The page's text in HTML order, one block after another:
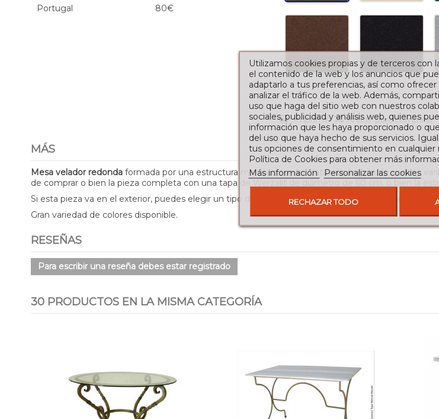
Portugal 80€
Imprimir Añadir para comparar
MÁS
Mesa velador redonda formada por una estructura metálica con las patas de ángulo de acero y
de comprar o bien la pieza completa con una tapa de Werzalit de diámetro de 60 cm. o bien la
Si esta pieza va en el exterior, puedes elegir un tipo de pintura especial más resistente para la
Gran variedad de colores disponible.
RESEÑAS
Para escribir una reseña debes estar registrado
30 PRODUCTOS EN LA MISMA CATEGORÍA
Utilizamos cookies propias y de terceros con
el contenido de la web y los anuncios que
adaptarlo a tus preferencias, así como
analizar el tráfico de la web. Además,
uso que haga del sitio web con nuestros
sociales, publicidad y análisis web, quienes
información que les haya proporcionado o
del uso que haya hecho de sus servicios.
tus opciones de consentimiento en
Política de Cookies para obtener más
Más información
Personalizar las cookies
RECHAZAR TODO